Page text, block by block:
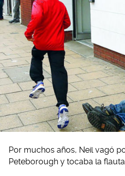
Por muchos años, Neil vagó
Peteborough y tocaba la